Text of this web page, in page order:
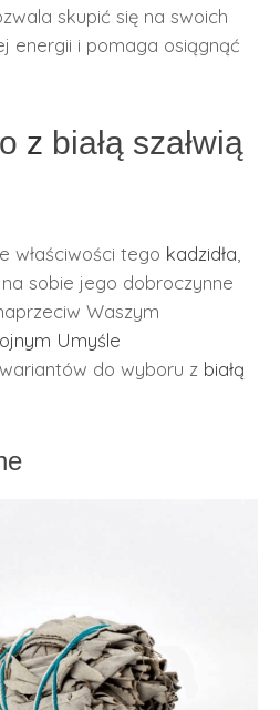
skupić się na swoich
energii i pomaga osiągnąć
z białą szałwią
właściwości tego kadzidła
sobie jego dobroczynne
Waszym
Umyśle
do wyboru z białą